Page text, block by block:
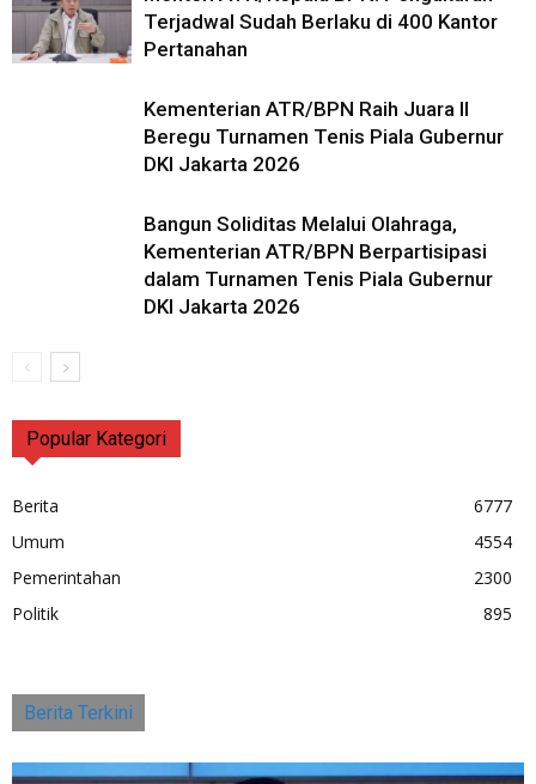
Terjadwal Sudah Berlaku di 400 Kantor
Pertanahan
Kementerian ATR/BPN Raih Juara II
Beregu Turnamen Tenis Piala Gubernur
DKI Jakarta 2026
Bangun Soliditas Melalui Olahraga,
Kementerian ATR/BPN Berpartisipasi
dalam Turnamen Tenis Piala Gubernur
DKI Jakarta 2026
Popular Kategori
Berita
6777
Umum
4554
Pemerintahan
2300
Politik
895
Berita Terkini